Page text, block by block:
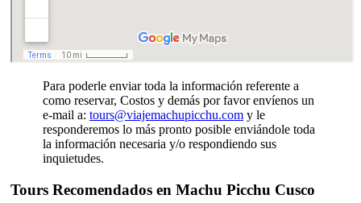
Para poderle enviar toda la información referente a
como reservar, Costos y demás por favor envíenos un
e-mail a: tours@viajemachupicchu.com y le
responderemos lo más pronto posible enviándole toda
la información necesaria y/o respondiendo sus
inquietudes.
Tours Recomendados en Machu Picchu Cusco